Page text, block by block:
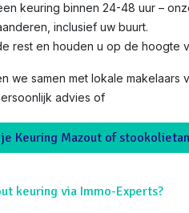
keuring binnen 24-48 uur –
inclusief uw buurt.
rest en houden u op de hoogte
we samen met lokale makelaars
advies of
Keuring Mazout of
keuring via Immo-Experts?